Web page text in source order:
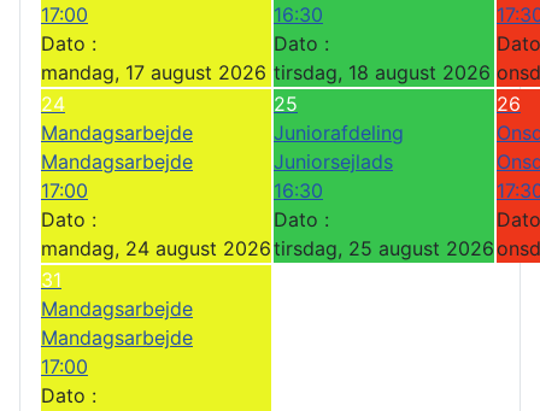
17:00
Dato :
mandag, 17 august 2026
16:30
Dato :
tirsdag, 18 august 2026
24
Mandagsarbejde
Mandagsarbejde
17:00
Dato :
mandag, 24 august 2026
25
Juniorafdeling
Juniorsejlads
16:30
Dato :
tirsdag, 25 august 2026
26
31
Mandagsarbejde
Mandagsarbejde
17:00
Dato :